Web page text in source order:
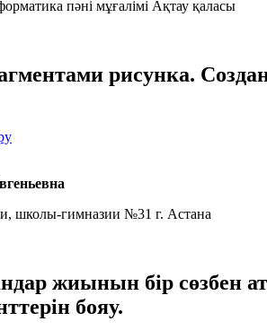
пәні мұғалімі Ақтау қаласы
рисунка.
школы-гимназии №31 г. Астана
жиынын бір сөзбен
бояу.